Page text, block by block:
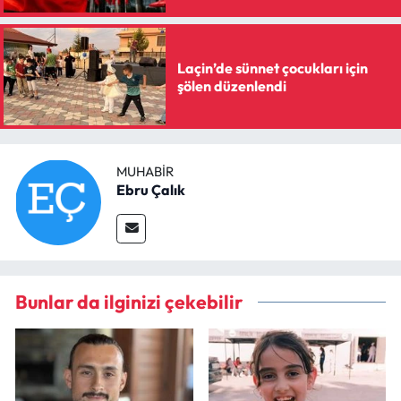
Laçin’de sünnet çocukları için
şölen düzenlendi
MUHABIR
Ebru Çalık
Bunlar da ilginizi çekebilir